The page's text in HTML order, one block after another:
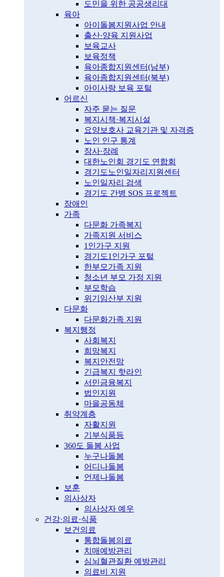
도민을 위한 공공생리대
육아
아이돌봄지원사업 안내
출산·양육 지원사업
보육교사
보육정책
육아종합지원센터(남부)
육아종합지원센터(북부)
아이사랑 보육 포털
어르신
자주 묻는 질문
복지시책·복지시설
요양보호사 교육기관 및 자격증
노인 인구 통계
장사·장례
대한노인회 경기도 연합회
경기도노인일자리지원센터
노인일자리 검색
경기도 간병 SOS 프로젝트
장애인
가족
다문화 가족복지
가족지원 서비스
1인가구 지원
경기도1인가구 포털
한부모가족 지원
청소년 부모 가정 지원
부모학습
위기임산부 지원
다문화
다문화가족 지원
복지행정
사회복지
희망복지
복지안전망
긴급복지 핫라인
서민금융복지
법인지원
마을공동체
취약계층
자활지원
기부식품등
360도 돌봄 사업
누구나돌봄
어디나돌봄
언제나돌봄
보훈
의사상자
의사상자 예우
건강·의료·식품
보건의료
통합돌봄의료
치매예방관리
심뇌혈관질환 예방관리
의료비 지원